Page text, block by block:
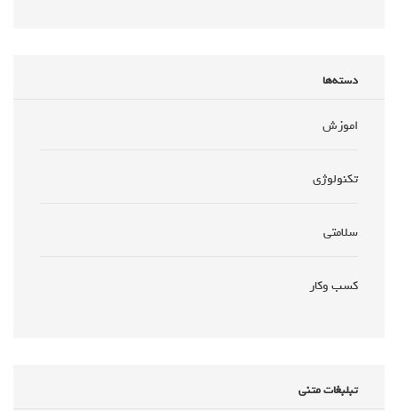
دسته‌ها
اموزش
تکنولوژی
سلامتی
کسب وکار
تبلبغات متنی